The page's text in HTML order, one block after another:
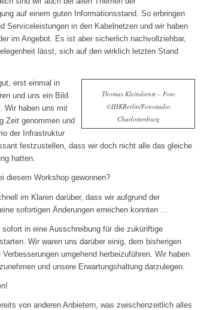
auf einem guten Informationsstand. So erbringen
Serviceleistungen in den Kabelnetzen und wir haben
im Angebot. Es ist aber sicherlich nachvollziehbar,
lässt, sich auf den wirklich letzten Stand
Thomas Kleindienst – Foto
©IHKBerlin/Fotostudio
Charlottenburg
erst einmal in
und uns ein Bild
Wir haben uns mit
Zeit genommen und
der Infrastruktur
festzustellen, dass wir doch nicht alle das gleiche
hatten.
diesem Workshop gewonnen?
im Klaren darüber, dass wir aufgrund der
sofortigen Änderungen erreichen konnten …
in eine Ausschreibung für die zukünftige
Wir waren uns darüber einig, dem bisherigen
umgehend herbeizuführen. Wir haben
und unsere Erwartungshaltung darzulegen.
von anderen Anbietern, was zwischenzeitlich alles